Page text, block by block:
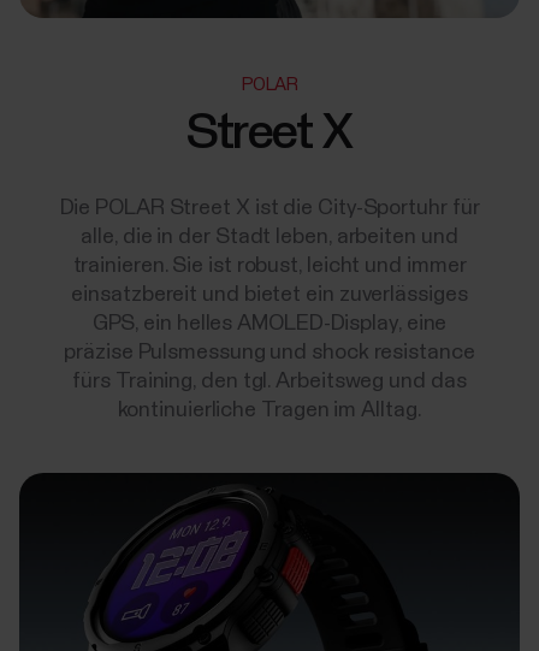
POLAR
Street X
Die POLAR Street X ist die City-Sportuhr für
alle, die in der Stadt leben, arbeiten und
trainieren. Sie ist robust, leicht und immer
einsatzbereit und bietet ein zuverlässiges
GPS, ein helles AMOLED-Display, eine
präzise Pulsmessung und shock resistance
fürs Training, den tgl. Arbeitsweg und das
kontinuierliche Tragen im Alltag.